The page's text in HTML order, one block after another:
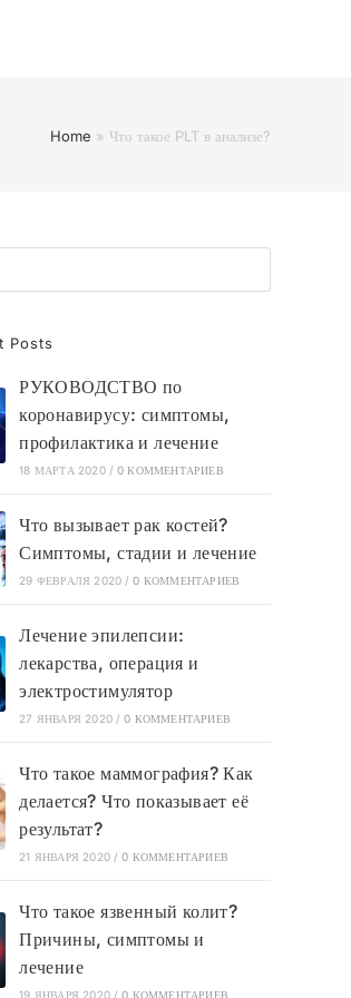
Home » Что такое PLT в анализе?
Posts
РУКОВОДСТВО по
коронавирусу: симптомы,
профилактика и лечение
18 МАРТА 2020 / 0 КОММЕНТАРИЕВ
Что вызывает рак костей?
Симптомы, стадии и лечение
29 ФЕВРАЛЯ 2020 / 0 КОММЕНТАРИЕВ
Лечение эпилепсии:
лекарства, операция и
электростимулятор
27 ЯНВАРЯ 2020 / 0 КОММЕНТАРИЕВ
Что такое маммография? Как
делается? Что показывает её
результат?
21 ЯНВАРЯ 2020 / 0 КОММЕНТАРИЕВ
Что такое язвенный колит?
Причины, симптомы и
лечение
19 ЯНВАРЯ 2020 / 0 КОММЕНТАРИЕВ